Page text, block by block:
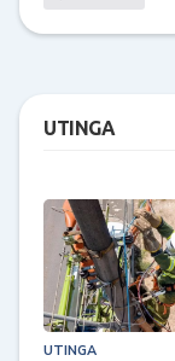
UTINGA
UTINGA